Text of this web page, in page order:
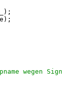
wegen